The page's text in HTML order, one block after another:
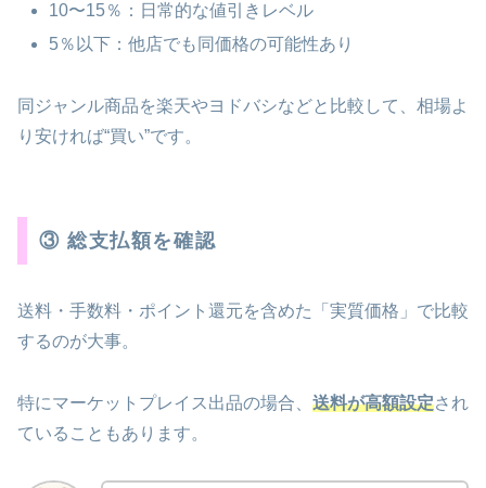
10〜15％：日常的な値引きレベル
5％以下：他店でも同価格の可能性あり
同ジャンル商品を楽天やヨドバシなどと比較して、相場よ
り安ければ“買い”です。
③ 総支払額を確認
送料・手数料・ポイント還元を含めた「実質価格」で比較
するのが大事。
特にマーケットプレイス出品の場合、 送料が高額設定され
ていることもあります。